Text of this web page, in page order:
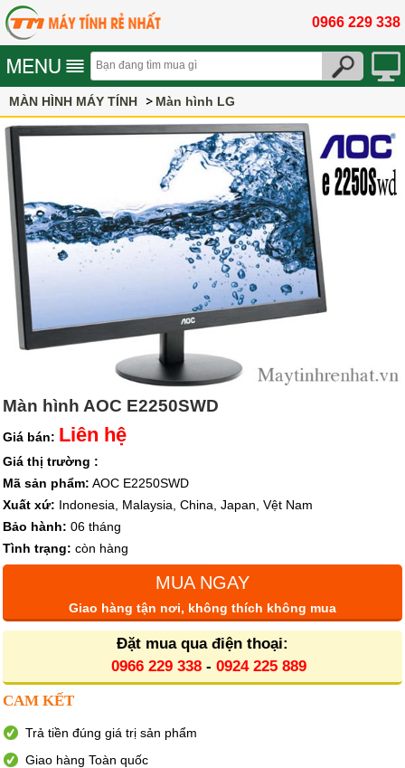
0966 229 338
MÀN HÌNH MÁY TÍNH Màn hình LG
Màn hình AOC E2250SWD
Giá bán: Liên hệ
Giá thị trường :
Mã sản phẩm: AOC E2250SWD
Xuất xứ: Indonesia, Malaysia, China, Japan, Vệt Nam
Bảo hành: 06 tháng
Tình trạng: còn hàng
MUA NGAY
Giao hàng tận nơi, không thích không mua
Đặt mua qua điện thoại:
0966 229 338- 0924 225 889
CAM KẾT
Trả tiền đúng giá trị sản phẩm
Giao hàng Toàn quốc